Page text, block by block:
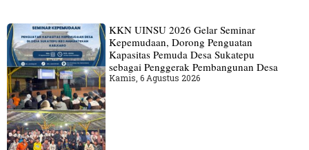
KKN UINSU 2026 Gelar Seminar
Kepemudaan, Dorong Penguatan
Kapasitas Pemuda Desa Sukatepu
sebagai Penggerak Pembangunan Desa
Kamis, 6 Agustus 2026